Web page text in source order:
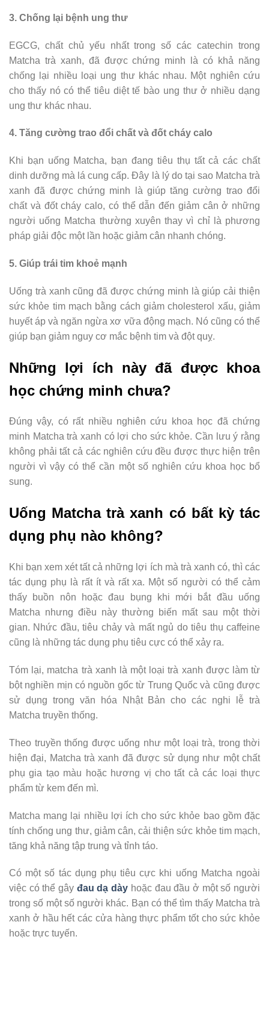
3. Chống lại bệnh ung thư
EGCG, chất chủ yếu nhất trong số các catechin trong
Matcha trà xanh, đã được chứng minh là có khả năng
chống lại nhiều loại ung thư khác nhau. Một nghiên cứu
cho thấy nó có thể tiêu diệt tế bào ung thư ở nhiều dạng
ung thư khác nhau.
4. Tăng cường trao đổi chất và đốt cháy calo
Khi bạn uống Matcha, bạn đang tiêu thụ tất cả các chất
dinh dưỡng mà lá cung cấp. Đây là lý do tại sao Matcha trà
xanh đã được chứng minh là giúp tăng cường trao đổi
chất và đốt cháy calo, có thể dẫn đến giảm cân ở những
người uống Matcha thường xuyên thay vì chỉ là phương
pháp giải độc một lần hoặc giảm cân nhanh chóng.
5. Giúp trái tim khoẻ mạnh
Uống trà xanh cũng đã được chứng minh là giúp cải thiện
sức khỏe tim mạch bằng cách giảm cholesterol xấu, giảm
huyết áp và ngăn ngừa xơ vữa động mạch. Nó cũng có thể
giúp bạn giảm nguy cơ mắc bệnh tim và đột quỵ.
Những lợi ích này đã được khoa
học chứng minh chưa?
Đúng vậy, có rất nhiều nghiên cứu khoa học đã chứng
minh Matcha trà xanh có lợi cho sức khỏe. Cần lưu ý rằng
không phải tất cả các nghiên cứu đều được thực hiện trên
người vì vậy có thể cần một số nghiên cứu khoa học bổ
sung.
Uống Matcha trà xanh có bất kỳ tác
dụng phụ nào không?
Khi bạn xem xét tất cả những lợi ích mà trà xanh có, thì các
tác dụng phụ là rất ít và rất xa. Một số người có thể cảm
thấy buồn nôn hoặc đau bụng khi mới bắt đầu uống
Matcha nhưng điều này thường biến mất sau một thời
gian. Nhức đầu, tiêu chảy và mất ngủ do tiêu thụ caffeine
cũng là những tác dụng phụ tiêu cực có thể xảy ra.
Tóm lại, matcha trà xanh là một loại trà xanh được làm từ
bột nghiền mịn có nguồn gốc từ Trung Quốc và cũng được
sử dụng trong văn hóa Nhật Bản cho các nghi lễ trà
Matcha truyền thống.
Theo truyền thống được uống như một loại trà, trong thời
hiện đại, Matcha trà xanh đã được sử dụng như một chất
phụ gia tạo màu hoặc hương vị cho tất cả các loại thực
phẩm từ kem đến mì.
Matcha mang lại nhiều lợi ích cho sức khỏe bao gồm đặc
tính chống ung thư, giảm cân, cải thiện sức khỏe tim mạch,
tăng khả năng tập trung và tỉnh táo.
Có một số tác dụng phụ tiêu cực khi uống Matcha ngoài
việc có thể gây đau dạ dày hoặc đau đầu ở một số người
trong số một số người khác. Bạn có thể tìm thấy Matcha trà
xanh ở hầu hết các cửa hàng thực phẩm tốt cho sức khỏe
hoặc trực tuyến.